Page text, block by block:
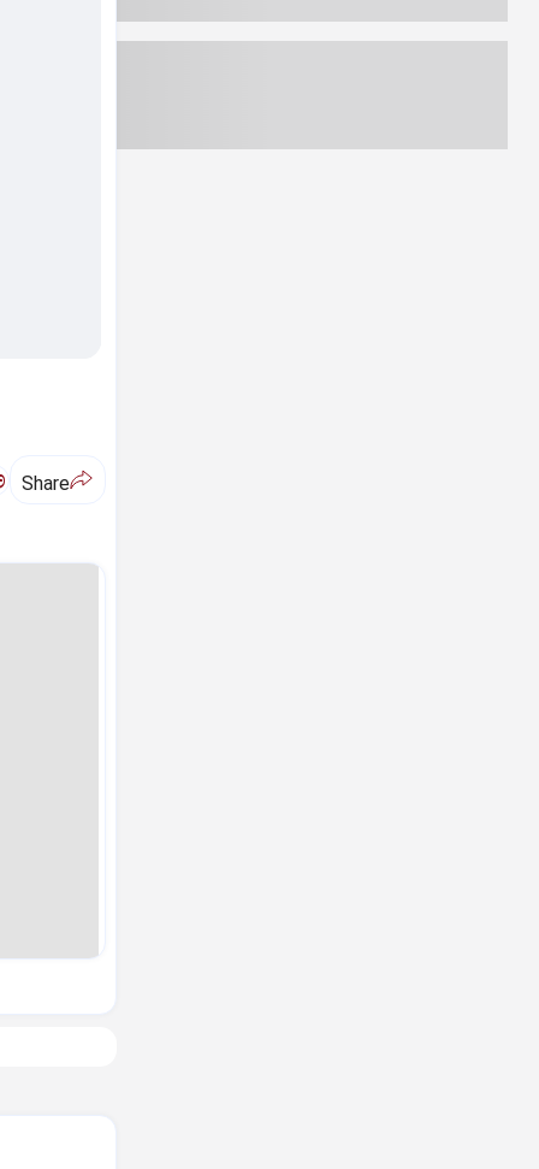
Share